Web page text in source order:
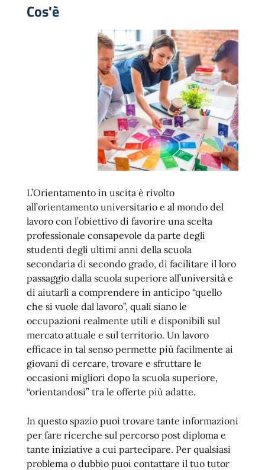
Cos'è
L’Orientamento in uscita è rivolto
all’orientamento universitario e al mondo del
lavoro con l’obiettivo di favorire una scelta
professionale consapevole da parte degli
studenti degli ultimi anni della scuola
secondaria di secondo grado, di facilitare il loro
passaggio dalla scuola superiore all’università e
di aiutarli a comprendere in anticipo “quello
che si vuole dal lavoro”, quali siano le
occupazioni realmente utili e disponibili sul
mercato attuale e sul territorio. Un lavoro
efficace in tal senso permette più facilmente ai
giovani di cercare, trovare e sfruttare le
occasioni migliori dopo la scuola superiore,
“orientandosi” tra le offerte più adatte.
In questo spazio puoi trovare tante informazioni
per fare ricerche sul percorso post diploma e
tante iniziative a cui partecipare. Per qualsiasi
problema o dubbio puoi contattare il tuo tutor